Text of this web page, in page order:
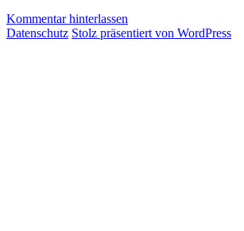
Kommentar hinterlassen
Datenschutz Stolz präsentiert von WordPress